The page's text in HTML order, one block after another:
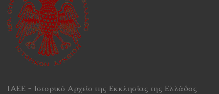
ΙΑΕΕ - Ιστορικό Αρχείο της Εκκλησίας της Ελλάδος